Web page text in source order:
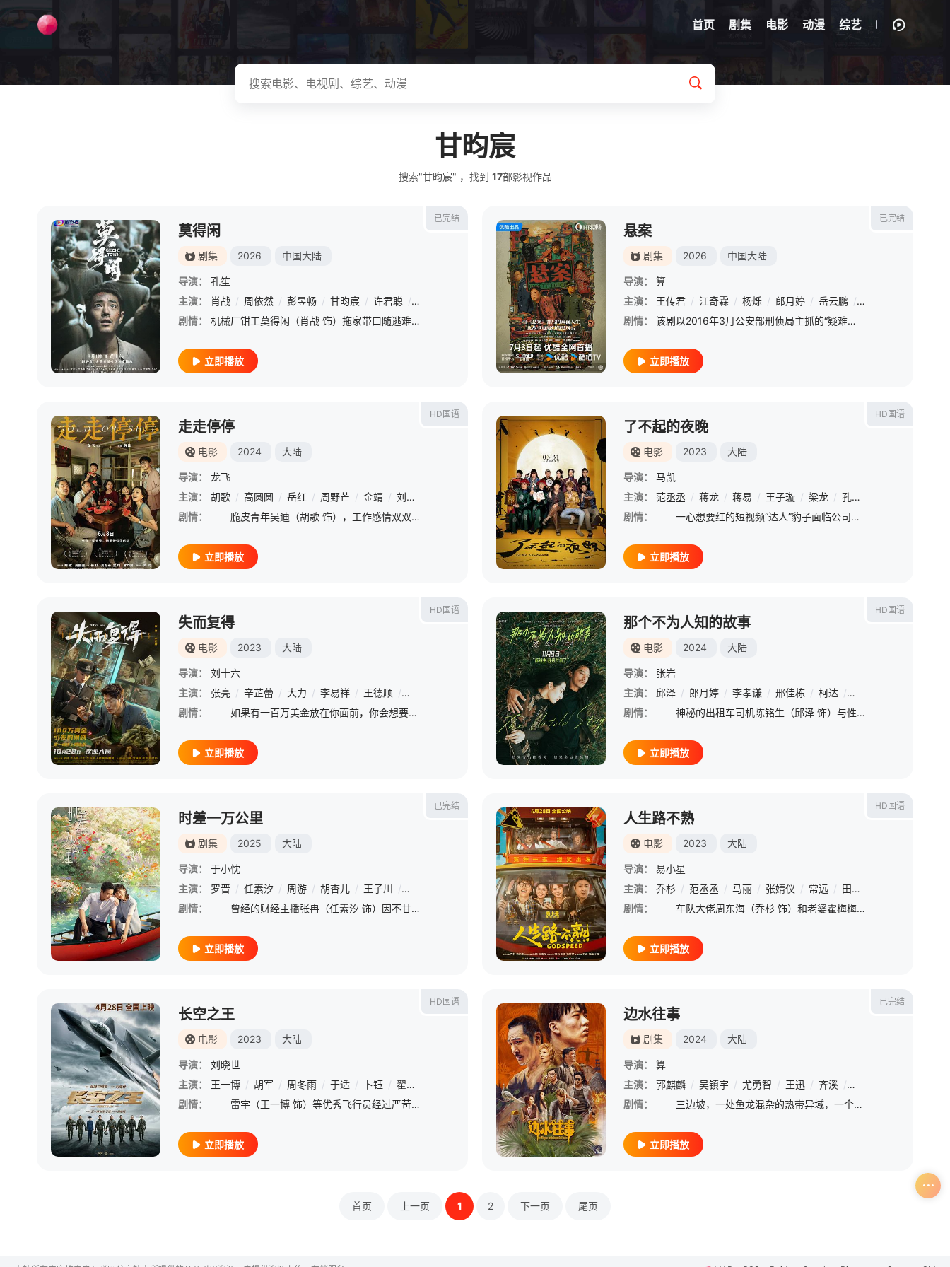
首页 剧集 电影 动漫 综艺
甘昀宸
搜索"甘昀宸" ，找到 17部影视作品
已完结
莫得闲
剧集 2026 中国大陆
导演：
孔笙
主演：
肖战 / 周依然 / 彭昱畅 / 甘昀宸 / 许君聪 / 刘昊然 严知度 / 杨新鸣 / 周思羽 / 祖峰 / 廖凡 / 尹正
剧情：
机械厂钳工莫得闲（肖战 饰）拖家带口随逃难队伍躲进山区，与被大部队遗忘的防空炮长肖衍（彭昱畅 饰）及手下在“戈止镇”落脚。然而，莫得闲和妻子夏橙（周依然 饰）、老太爷（杨新鸣 饰）以及儿子莫等闲（严知
立即播放
已完结
悬案
剧集 2026 中国大陆
导演：
算
主演：
王传君 / 江奇霖 / 杨烁 / 郎月婷 / 岳云鹏 / 姜冠南
剧情：
该剧以2016年3月公安部刑侦局主抓的“疑难命案积案攻坚行动”所侦破的多起案件为基础，改编创作两起90年代悬案作为系列剧的第一季。围绕《珠宝行连环劫案》《卞记旅馆抢劫案》两个案件展开。前者聚焦岳龙刚（
立即播放
HD国语
走走停停
电影 2024 大陆
导演：
龙飞
主演：
胡歌 / 高圆圆 / 岳红 / 周野芒 / 金靖 / 刘钧 刘仪伟 / 张鲁一 / 袁弘 / 王真儿 / 赫子铭 / 小爱 / 滕哲
剧情：
脆皮青年吴迪（胡歌 饰），工作感情双双失意，沮丧返乡。吴迪“突袭”返乡的行为打破了一家人原本平静的生活，他不仅需要重新面对与家人的“亲密”相处，还要为自己的未来寻找更多的可能。在现实面前多番碰壁后
立即播放
HD国语
了不起的夜晚
电影 2023 大陆
导演：
马凯
主演：
范丞丞 / 蒋龙 / 蒋易 / 王子璇 / 梁龙 / 孔连顺
剧情：
一心想要红的短视频“达人”豹子面临公司倒闭和支付赔偿金的双重困境，合伙人狗子和猴子也提出要散伙。三兄弟因一个特殊邀约来到惊悚片剧组进行偷拍，打算干好“最后一票”。不料，他们居然拍到剧组女主角发生意
立即播放
HD国语
失而复得
电影 2023 大陆
导演：
刘十六
主演：
张亮 / 辛芷蕾 / 大力 / 李易祥 / 王德顺 / 韩鹏翼 甘昀宸 / 王磊 / 王今心 / 韩志 / 侯祥 / 伏夏 / 吴樾 / 李诚儒 / 李菁 刘仪伟
剧情：
如果有一百万美金放在你面前，你会想要得到它吗？出国归来的张博（张亮 饰）受人之托，要将百万美金送出境，同时青梅竹马的冯乐琪（辛芷蕾 饰）正在竭力调查一起假币案。两人连同各阶层爱财之人，意外卷入百万
立即播放
HD国语
那个不为人知的故事
电影 2024 大陆
导演：
张岩
主演：
邱泽 / 郎月婷 / 李孝谦 / 邢佳栋 / 柯达 / 王道铁
剧情：
神秘的出租车司机陈铭生（邱泽 饰）与性格清冷的文物修复师杨昭（郎月婷 饰）偶然相遇，在一场暧昧、试探、你进我退的极致拉扯中，陈铭生渐渐卸下心防。在一次旅行中，陈铭生的卧底缉毒警身份暴露，二人的感情
立即播放
已完结
时差一万公里
剧集 2025 大陆
导演：
于小忱
主演：
罗晋 / 任素汐 / 周游 / 胡杏儿 / 王子川 / 孙安可 郭柯宇 / 黄小蕾 / 王佳佳 / 白举纲 董博 / 程雍 / 霍青 / 陈豪 / 甘昀宸 / 王艺哲
剧情：
曾经的财经主播张冉（任素汐 饰）因不甘海外代购的平凡生活，手握一封国内MCN公司的offer拉着丈夫付玉东（罗晋 饰）回国成为搞笑“网红”，不想装修工丈夫竟先她一步乘上风口，成为创业公司的“吉祥物
立即播放
HD国语
人生路不熟
电影 2023 大陆
导演：
易小星
主演：
乔杉 / 范丞丞 / 马丽 / 张婧仪 / 常远 / 田雨
剧情：
车队大佬周东海（乔杉 饰）和老婆霍梅梅（马丽 饰）阴差阳错地与女儿周微雨（张婧仪 饰）及女儿的男朋友万一帆（范丞丞 饰）同行自驾，踏上人生路不熟的探亲之旅，周东海决定借此机会给准女婿来一场全方位无
立即播放
HD国语
长空之王
电影 2023 大陆
导演：
刘晓世
主演：
王一博 / 胡军 / 周冬雨 / 于适 / 卜钰 / 翟宇佳 芦鑫 / 曲哲明 / 田壮壮 / 郑晓宁 / 赵子琪 / 王庆祥 / 洪烈 / 金靖 / 成泰燊 / 姚橹
剧情：
雷宇（王一博 饰）等优秀飞行员经过严苛选拔正式成为试飞员，他们在队长张挺（胡军 饰）的带领下，参与到了最新型战机的试飞。高空之上，发动机骤停甚至失火，飞机失去控制……他们一次次与死神过招，只为获取
立即播放
已完结
边水往事
剧集 2024 大陆
导演：
算
主演：
郭麒麟 / 吴镇宇 / 尤勇智 / 王迅 / 齐溪 / 王玉雯
剧情：
三边坡，一处鱼龙混杂的热带异域，一个繁茂与衰败并生的斑驳之地。意外流落三边坡的打工小白沈星（郭麒麟 饰）遇到在多方势力间游走的三边坡和事佬猜叔（吴镇宇 饰），一场冒险，一段善良微光指引下的回归，在
立即播放
首页 上一页 1 2 下一页 尾页